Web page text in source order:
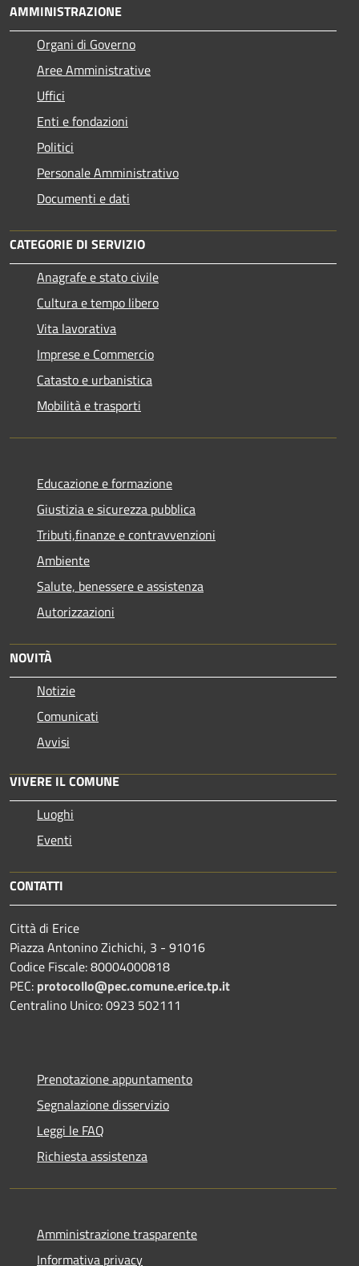
AMMINISTRAZIONE
Organi di Governo
Aree Amministrative
Uffici
Enti e fondazioni
Politici
Personale Amministrativo
Documenti e dati
CATEGORIE DI SERVIZIO
Anagrafe e stato civile
Cultura e tempo libero
Vita lavorativa
Imprese e Commercio
Catasto e urbanistica
Mobilità e trasporti
Educazione e formazione
Giustizia e sicurezza pubblica
Tributi,finanze e contravvenzioni
Ambiente
Salute, benessere e assistenza
Autorizzazioni
NOVITÀ
Notizie
Comunicati
Avvisi
VIVERE IL COMUNE
Luoghi
Eventi
CONTATTI
Città di Erice
Piazza Antonino Zichichi, 3 - 91016
Codice Fiscale: 80004000818
PEC: protocollo@pec.comune.erice.tp.it
Centralino Unico: 0923 502111
Prenotazione appuntamento
Segnalazione disservizio
Leggi le FAQ
Richiesta assistenza
Amministrazione trasparente
Informativa privacy